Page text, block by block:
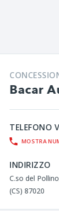
Bacar
TELEFONO
MOSTRA
INDIRIZZO
C.so del
(CS) 87020